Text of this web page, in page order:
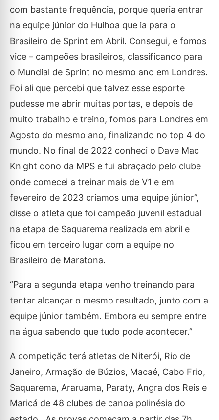
com bastante frequência, porque queria entrar
na equipe júnior do Huihoa que ia para o
Brasileiro de Sprint em Abril. Consegui, e fomos
vice – campeões brasileiros, classificando para
o Mundial de Sprint no mesmo ano em Londres.
Foi ali que percebi que talvez esse esporte
pudesse me abrir muitas portas, e depois de
muito trabalho e treino, fomos para Londres em
Agosto do mesmo ano, finalizando no top 4 do
mundo. No final de 2022 conheci o Dave Mac
Knight dono da MPS e fui abraçado pelo clube
onde comecei a treinar mais de V1 e em
fevereiro de 2023 criamos uma equipe júnior”,
disse o atleta que foi campeão juvenil estadual
na etapa de Saquarema realizada em abril e
ficou em terceiro lugar com a equipe no
Brasileiro de Maratona.
“Para a segunda etapa venho treinando para
tentar alcançar o mesmo resultado, junto com a
equipe júnior também. Embora eu sempre entre
na água sabendo que tudo pode acontecer.”
A competição terá atletas de Niterói, Rio de
Janeiro, Armação de Búzios, Macaé, Cabo Frio,
Saquarema, Araruama, Paraty, Angra dos Reis e
Maricá de 48 clubes de canoa polinésia do